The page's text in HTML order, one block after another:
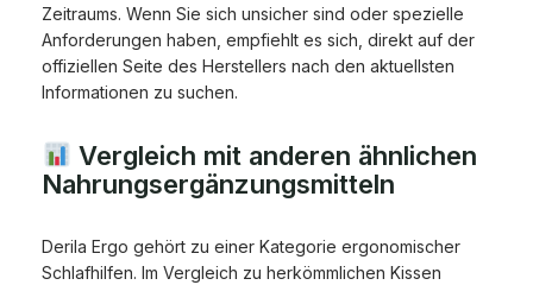
Zeitraums. Wenn Sie sich unsicher sind oder spezielle
Anforderungen haben, empfiehlt es sich, direkt auf der
offiziellen Seite des Herstellers nach den aktuellsten
Informationen zu suchen.
Vergleich mit anderen ähnlichen
Nahrungsergänzungsmitteln
Derila Ergo gehört zu einer Kategorie ergonomischer
Schlafhilfen. Im Vergleich zu herkömmlichen Kissen